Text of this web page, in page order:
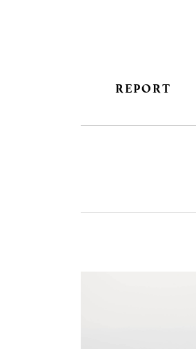
REPORT